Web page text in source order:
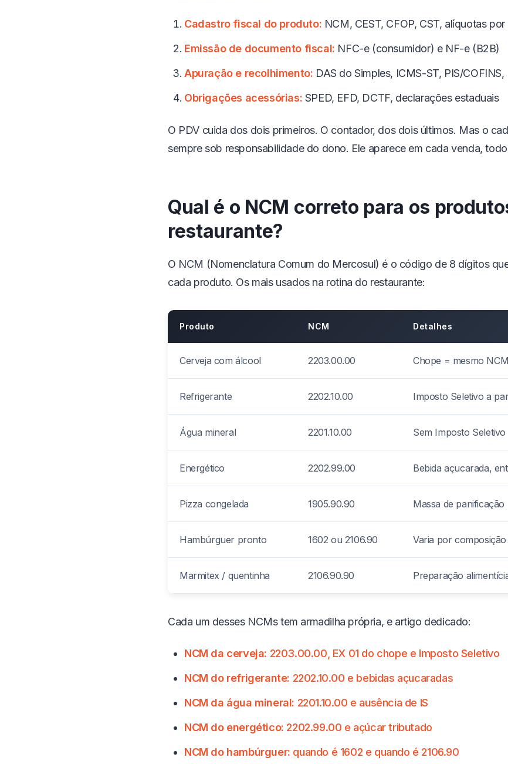
Cadastro fiscal do produto: NCM, CEST, CFOP, CST, alíquotas
Emissão de documento fiscal: NFC-e (consumidor) e NF-e (B2B)
Apuração e recolhimento: DAS do Simples, ICMS-ST, PIS/COFINS,
Obrigações acessórias: SPED, EFD, DCTF, declarações estaduais
O PDV cuida dos dois primeiros. O contador, dos dois últimos. Mas o
sempre sob responsabilidade do dono. Ele aparece em cada venda,
Qual é o NCM correto para os
restaurante?
O NCM (Nomenclatura Comum do Mercosul) é o código de 8 dígitos
cada produto. Os mais usados na rotina do restaurante:
Produto NCM Detalhes
Cerveja com álcool 2203.00.00 Chope = mesmo
Refrigerante 2202.10.00 Imposto Seletivo a
Água mineral 2201.10.00 Sem Imposto Seletivo
Energético 2202.99.00 Bebida açucarada,
Pizza congelada 1905.90.90 Massa de panificação
Hambúrguer pronto 1602 ou 2106.90 Varia por
Marmitex / quentinha 2106.90.90 Preparação
Cada um desses NCMs tem armadilha própria, e artigo dedicado:
NCM da cerveja: 2203.00.00, EX 01 do chope e Imposto Seletivo
NCM do refrigerante: 2202.10.00 e bebidas açucaradas
NCM da água mineral: 2201.10.00 e ausência de IS
NCM do energético: 2202.99.00 e açúcar tributado
NCM do hambúrguer: quando é 1602 e quando é 2106.90